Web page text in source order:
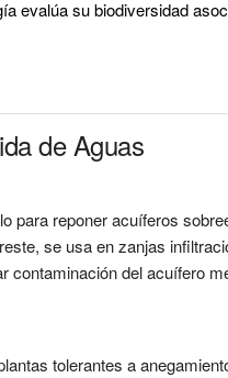
de Aguas
para reponer acuíferos
se usa en zanjas
del acuífero
tolerantes a